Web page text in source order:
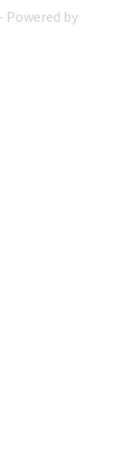
by